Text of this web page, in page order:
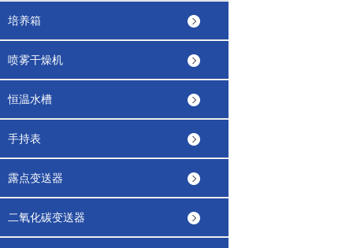
培养箱
喷雾干燥机
恒温水槽
手持表
露点变送器
二氧化碳变送器